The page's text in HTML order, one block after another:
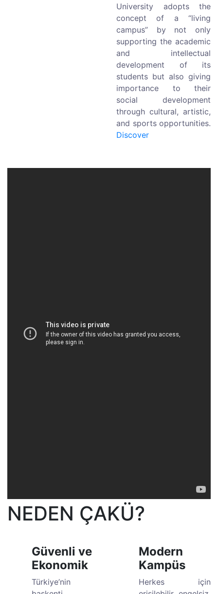
University adopts the
concept of a “living
campus” by not only
supporting the academic
and intellectual
development of its
students but also giving
importance to their
social development
through cultural, artistic,
and sports opportunities.
Discover
NEDEN ÇAKÜ?
Güvenli ve
Ekonomik
Türkiye’nin
Modern
Kampüs
Herkes için